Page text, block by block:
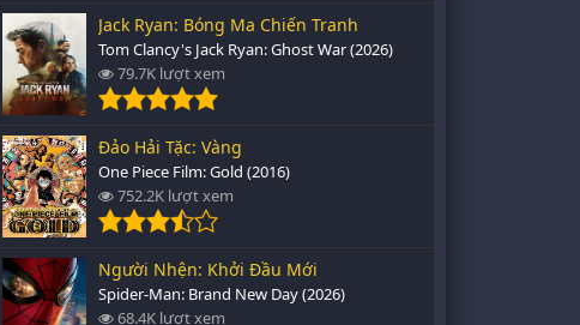
Jack Ryan: Bóng Ma Chiến Tranh
Tom Clancy's Jack Ryan: Ghost War (2026)
79.7K lượt xem
Đảo Hải Tặc: Vàng
One Piece Film: Gold (2016)
752.2K lượt xem
Người Nhện: Khởi Đầu Mới
Spider-Man: Brand New Day (2026)
68.4K lượt xem